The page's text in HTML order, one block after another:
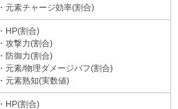
・元素チャージ効率(割合)
・HP(割合)
・攻撃力(割合)
・防御力(割合)
・元素/物理ダメージバフ(割合)
・元素熟知(実数値)
・HP(割合)